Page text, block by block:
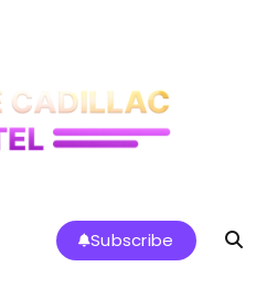
Subscribe